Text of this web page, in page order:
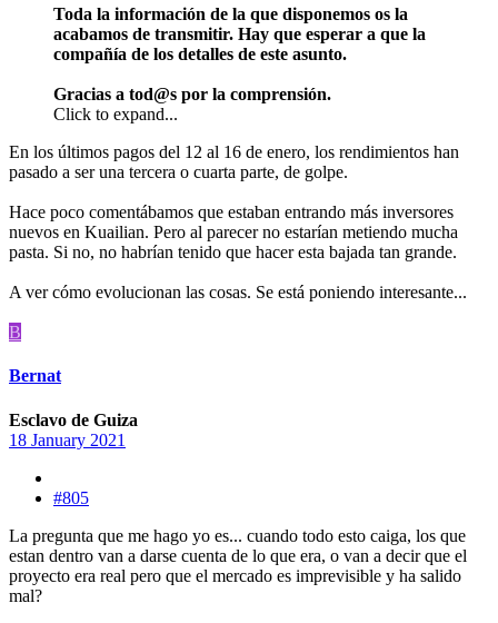
Toda la información de la que disponemos os la
acabamos de transmitir. Hay que esperar a que la
compañía de los detalles de este asunto.
Gracias a tod@s por la comprensión.
Click to expand...
En los últimos pagos del 12 al 16 de enero, los rendimientos han
pasado a ser una tercera o cuarta parte, de golpe.
Hace poco comentábamos que estaban entrando más inversores
nuevos en Kuailian. Pero al parecer no estarían metiendo mucha
pasta. Si no, no habrían tenido que hacer esta bajada tan grande.
A ver cómo evolucionan las cosas. Se está poniendo interesante...
B
Bernat
Esclavo de Guiza
18 January 2021
#805
La pregunta que me hago yo es... cuando todo esto caiga, los que
estan dentro van a darse cuenta de lo que era, o van a decir que el
proyecto era real pero que el mercado es imprevisible y ha salido
mal?